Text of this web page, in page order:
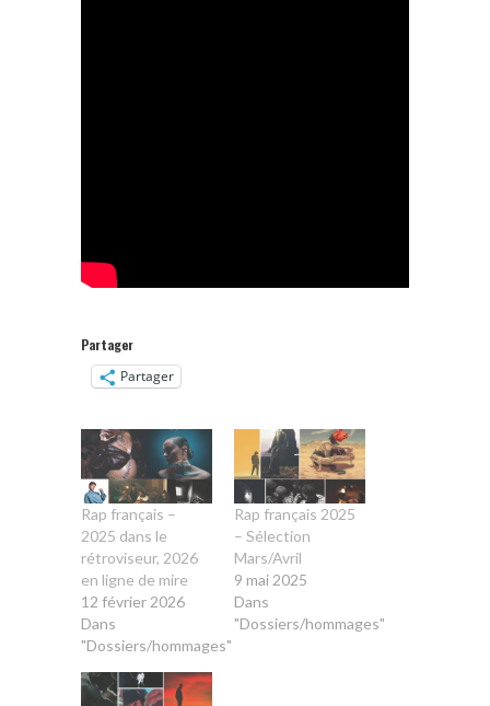
Partager
Partager
Rap français –
2025 dans le
rétroviseur, 2026
en ligne de mire
12 février 2026
Dans
"Dossiers/hommages"
Rap français 2025
– Sélection
Mars/Avril
9 mai 2025
Dans
"Dossiers/hommages"